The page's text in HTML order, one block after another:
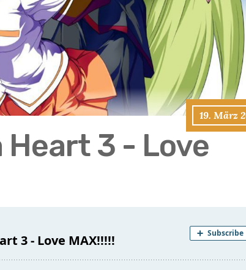
19. März
Heart 3 - Love